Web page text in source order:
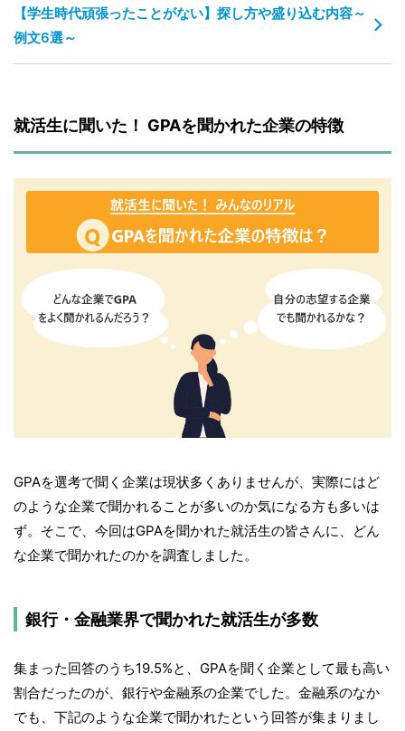
【学生時代頑張ったことがない】探し方や盛り込む内容～
例文6選～
就活生に聞いた！ GPAを聞かれた企業の特徴
GPAを選考で聞く企業は現状多くありませんが、実際にはど
のような企業で聞かれることが多いのか気になる方も多いは
ず。そこで、今回はGPAを聞かれた就活生の皆さんに、どん
な企業で聞かれたのかを調査しました。
銀行・金融業界で聞かれた就活生が多数
集まった回答のうち19.5%と、GPAを聞く企業として最も高い
割合だったのが、銀行や金融系の企業でした。金融系のなか
でも、下記のような企業で聞かれたという回答が集まりまし